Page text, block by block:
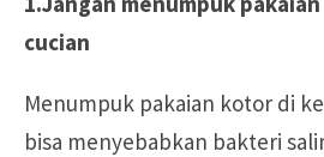
cucian
Menumpuk pakaian kotor di
bisa menyebabkan bakteri